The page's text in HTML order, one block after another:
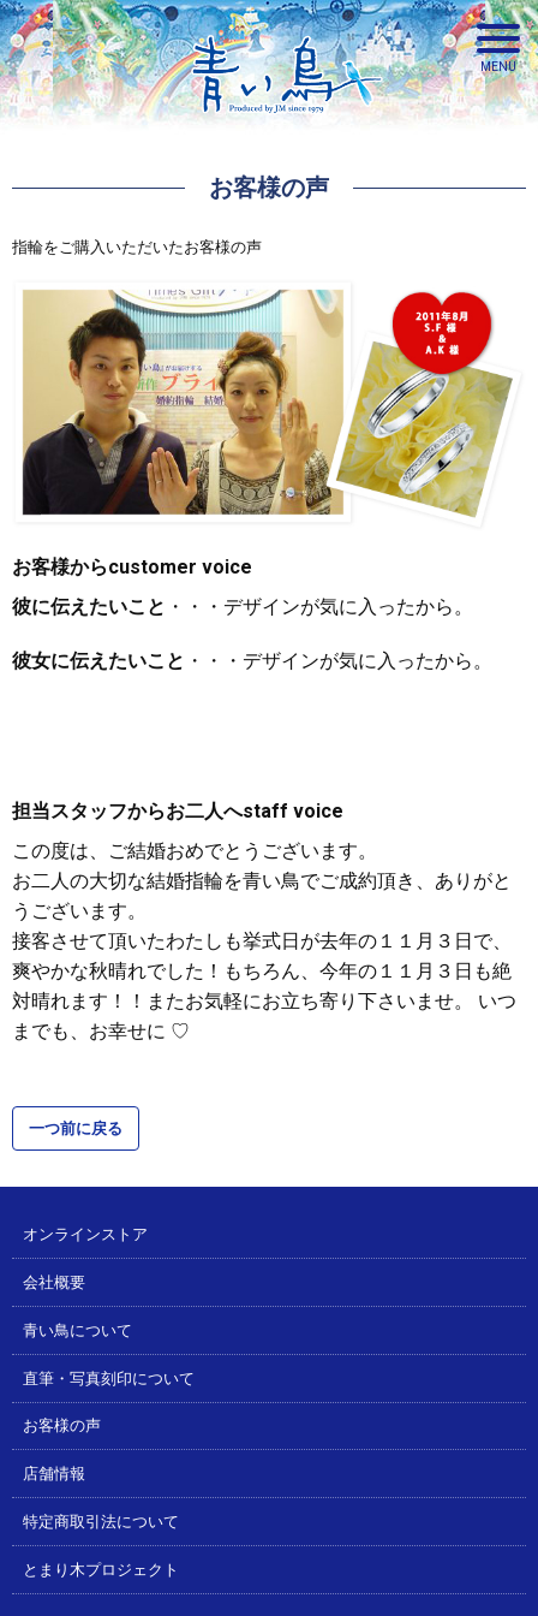
お客様の声
指輪をご購入いただいたお客様の声
お客様からcustomer voice
彼に伝えたいこと ・・・デザインが気に入ったから。
彼女に伝えたいこと ・・・デザインが気に入ったから。
担当スタッフからお二人へstaff voice
この度は、ご結婚おめでとうございます。
お二人の大切な結婚指輪を青い鳥でご成約頂き、ありがと
うございます。
接客させて頂いたわたしも挙式日が去年の１１月３日で、
爽やかな秋晴れでした！もちろん、今年の１１月３日も絶
対晴れます！！またお気軽にお立ち寄り下さいませ。 いつ
までも、お幸せに ♡
一つ前に戻る
オンラインストア
会社概要
青い鳥について
直筆・写真刻印について
お客様の声
店舗情報
特定商取引法について
とまり木プロジェクト